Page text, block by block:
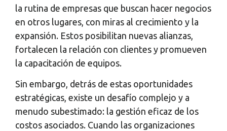
la rutina de empresas que buscan hacer negocios
en otros lugares, con miras al crecimiento y la
expansión. Estos posibilitan nuevas alianzas,
fortalecen la relación con clientes y promueven
la capacitación de equipos.
Sin embargo, detrás de estas oportunidades
estratégicas, existe un desafío complejo y a
menudo subestimado: la gestión eficaz de los
costos asociados. Cuando las organizaciones